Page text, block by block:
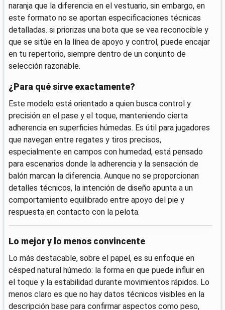
naranja que la diferencia en el vestuario, sin embargo, en
este formato no se aportan especificaciones técnicas
detalladas. si priorizas una bota que se vea reconocible y
que se sitúe en la línea de apoyo y control, puede encajar
en tu repertorio, siempre dentro de un conjunto de
selección razonable.
¿Para qué sirve exactamente?
Este modelo está orientado a quien busca control y
precisión en el pase y el toque, manteniendo cierta
adherencia en superficies húmedas. Es útil para jugadores
que navegan entre regates y tiros precisos,
especialmente en campos con humedad, está pensado
para escenarios donde la adherencia y la sensación de
balón marcan la diferencia. Aunque no se proporcionan
detalles técnicos, la intención de diseño apunta a un
comportamiento equilibrado entre apoyo del pie y
respuesta en contacto con la pelota.
Lo mejor y lo menos convincente
Lo más destacable, sobre el papel, es su enfoque en
césped natural húmedo: la forma en que puede influir en
el toque y la estabilidad durante movimientos rápidos. Lo
menos claro es que no hay datos técnicos visibles en la
descripción base para confirmar aspectos como peso,